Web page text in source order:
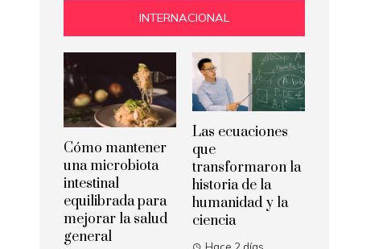
INTERNACIONAL
Cómo mantener
una microbiota
intestinal
equilibrada para
mejorar la salud
general
Las ecuaciones
que
transformaron la
historia de la
humanidad y la
ciencia